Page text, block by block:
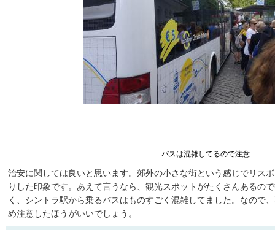
バスは混雑してるので注意
治安に関しては良いと思います。郊外の小さな街という感じでリス
りした印象です。あえて言うなら、観光スポットがたくさんあるの
く、シントラ駅から乗るバスはものすごく混雑してました。なので
め注意したほうがいいでしょう。